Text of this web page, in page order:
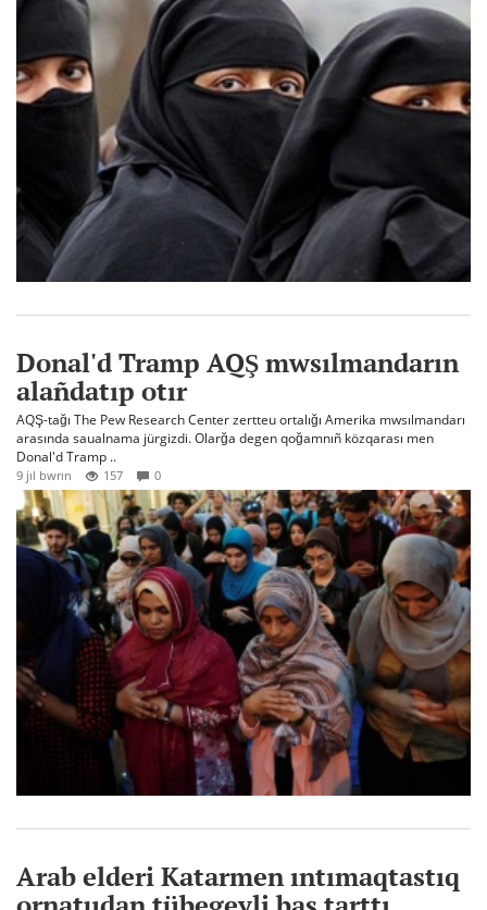
Donal'd Tramp AQŞ mwsılmandarın
alañdatıp otır
AQŞ-tağı The Pew Research Center zertteu ortalığı Amerika mwsılmandarı
arasında saualnama jürgizdi. Olarğa degen qoğamnıñ közqarası men
Donal'd Tramp ..
9 jıl bwrın 157 0
Arab elderi Katarmen ıntımaqtastıq